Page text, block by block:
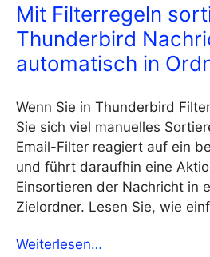
Mit Filterregeln
Thunderbird
automatisch in
Wenn Sie in Thunderbird
Sie sich viel manuelles
Email-Filter reagiert auf ein
und führt daraufhin eine
Einsortieren der Nachricht in
Zielordner. Lesen Sie, wie
Weiterlesen…